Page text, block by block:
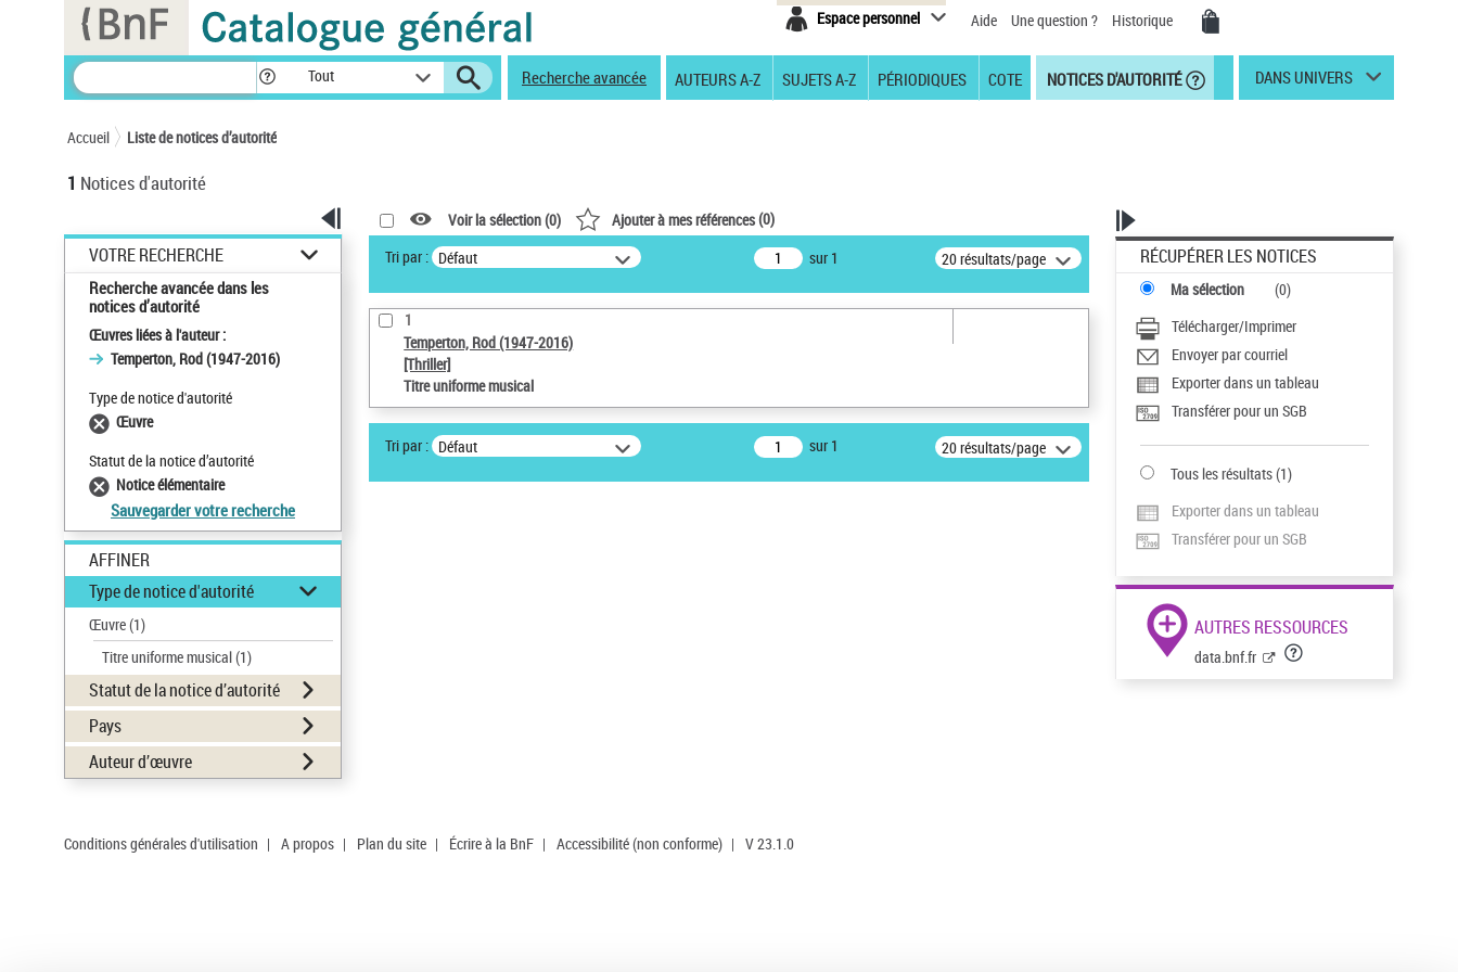
Espace personnel Aide Une question ? Historique
Tout Recherche avancée AUTEURS A-Z SUJETS A-Z PÉRIODIQUES COTE NOTICES D'AUTORITÉ DANS UNIVERS
Accueil Liste de notices d’autorité
1 Notices d'autorité
VOTRE RECHERCHE
Recherche avancée dans les
notices d’autorité
Œuvres liées à l'auteur :
Temperton, Rod (1947-2016)
Type de notice d'autorité
Œuvre
Statut de la notice d’autorité
Notice élémentaire
Sauvegarder votre recherche
AFFINER
Type de notice d'autorité
Œuvre(1)
Titre uniforme musical(1)
Statut de la notice d’autorité
Pays
Auteur d’œuvre
Voir la sélection (0) Ajouter à mes références(0)
Tri par : Défaut sur 1 20 résultats/page
1
Temperton, Rod (1947-2016)
[Thriller]
Titre uniforme musical
Tri par : Défaut sur 1 20 résultats/page
RÉCUPÉRER LES NOTICES
Ma sélection (0)
Télécharger/Imprimer
Envoyer par courriel
Exporter dans un tableau
Transférer pour un SGB
Tous les résultats(1)
Exporter dans un tableau
Transférer pour un SGB
AUTRES RESSOURCES
data.bnf.fr
Conditions générales d'utilisation | A propos | Plan du site | Écrire à la BnF | Accessibilité (non conforme) | V 23.1.0
Panneau de gestion des cookies